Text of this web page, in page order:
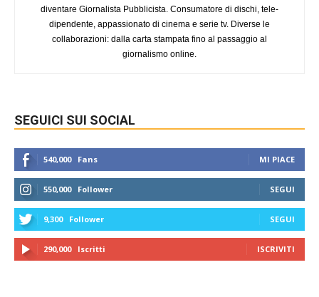
diventare Giornalista Pubblicista. Consumatore di dischi, tele-
dipendente, appassionato di cinema e serie tv. Diverse le
collaborazioni: dalla carta stampata fino al passaggio al
giornalismo online.
SEGUICI SUI SOCIAL
540,000 Fans MI PIACE
550,000 Follower SEGUI
9,300 Follower SEGUI
290,000 Iscritti ISCRIVITI